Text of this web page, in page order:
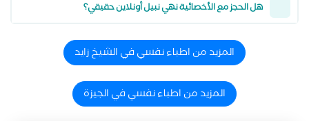
هل الحجز مع الأخصائية نهي نبيل أونلاين حقيقي؟
المزيد من اطباء نفسي في الشيخ زايد
المزيد من اطباء نفسي في الجيزة